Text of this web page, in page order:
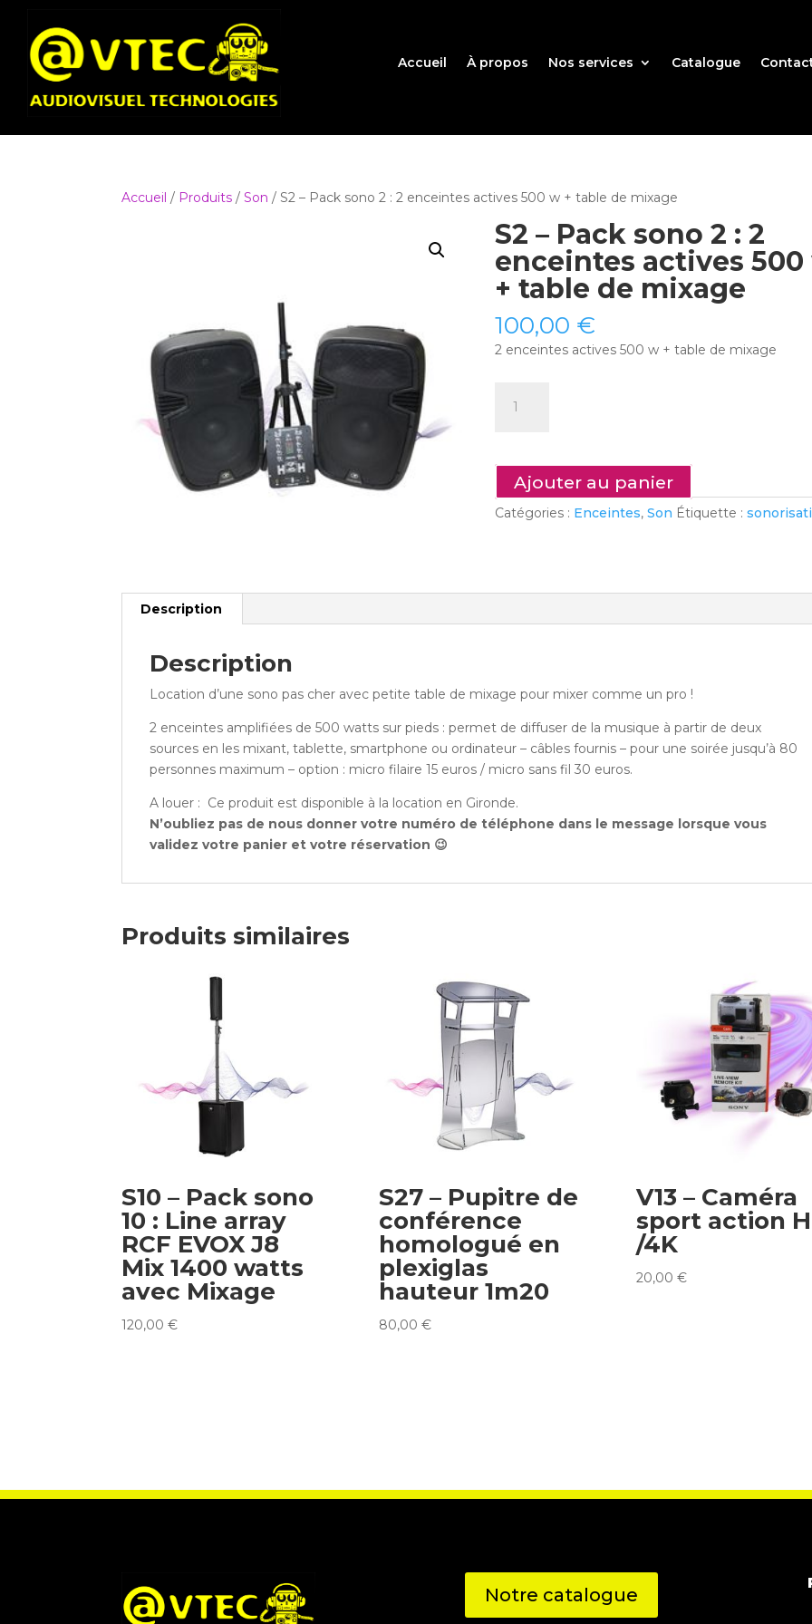
Accueil À propos Nos services Catalogue
Accueil / Produits /Son / S2 – Pack sono 2 : 2 enceintes actives 500 w + table de mixage
S2 – Pack sono 2 : 2
enceintes actives 500
+ table de mixage
100,00 €
2 enceintes actives 500 w + table de mixage
Pack
sono
2
500
de
mixage
Ajouter au panier
Catégories : Enceintes,Son Étiquette :
Description
Description
Location d’une sono pas cher avec petite table de mixage pour mixer comme un pro !
2 enceintes amplifiées de 500 watts sur pieds : permet de diffuser de la musique à partir de deux
sources en les mixant, tablette, smartphone ou ordinateur – câbles fournis – pour une soirée jusqu’à 80
personnes maximum – option : micro filaire 15 euros / micro sans fil 30 euros.
A louer : Ce produit est disponible à la location en Gironde.
N’oubliez pas de nous donner votre numéro de téléphone dans le message lorsque vous
validez votre panier et votre réservation 😉
Produits similaires
S10 – Pack sono
10 : Line array
RCF EVOX J8
Mix 1400 watts
avec Mixage
120,00€
S27 – Pupitre de
conférence
homologué en
plexiglas
hauteur 1m20
80,00 €
V13 – Caméra
sport action
/4K
20,00 €
Notre catalogue